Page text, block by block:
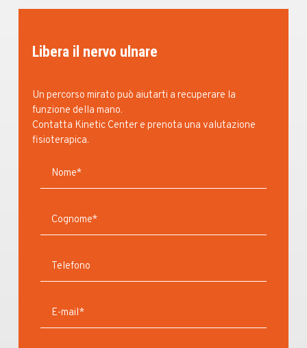
Libera il nervo ulnare
Un percorso mirato può aiutarti a recuperare la
funzione della mano.
Contatta Kinetic Center e prenota una valutazione
fisioterapica.